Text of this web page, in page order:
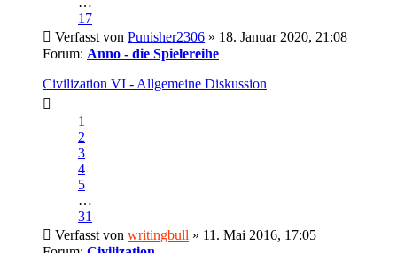
17
Verfasst von Punisher2306 » 18. Januar 2020, 21:08
Forum: Anno - die Spielereihe
Civilization VI - Allgemeine Diskussion
1
2
3
4
5
…
31
Verfasst von writingbull » 11. Mai 2016, 17:05